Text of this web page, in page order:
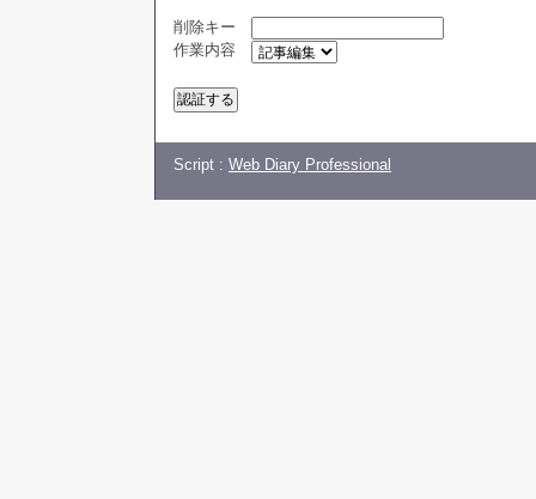
削除キー
作業内容
Script : Web Diary Professional